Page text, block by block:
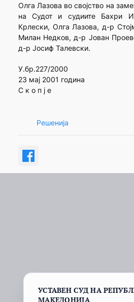
Олга Лазова во својство на
на Судот и судиите Бахри
Крлески, Олга Лазова, д-р
Милан Недков, д-р Јован
д-р Јосиф Талевски.
У.бр.227/2000
23 мај 2001 година
С к о п ј е
Решенија
УСТАВЕН СУД НА
МАКЕДОНИЈА